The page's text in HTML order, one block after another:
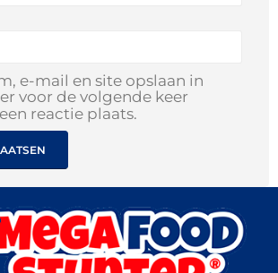
e-mail en site opslaan in
voor de volgende keer
reactie plaats.